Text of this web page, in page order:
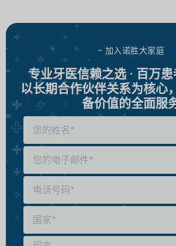
- 加入诺胜大家庭
专业牙医信赖之选 · 百万
以长期合作伙伴关系为核心
备价值的全面服